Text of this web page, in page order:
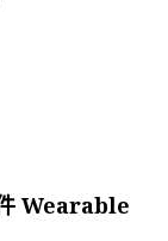
Wearable